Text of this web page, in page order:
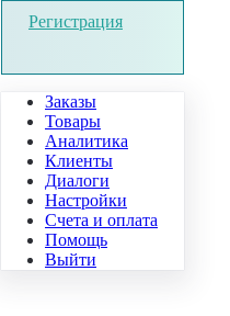
Регистрация
Заказы
Товары
Аналитика
Клиенты
Диалоги
Настройки
Счета и оплата
Помощь
Выйти